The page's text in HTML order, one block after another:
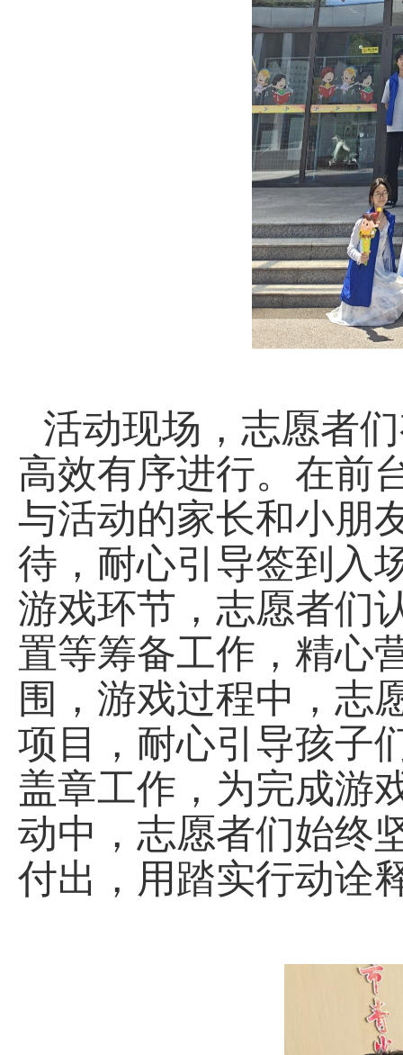
活动现场 ， 志愿者
高效有序进行。在前
与活动的家长和小朋
待，耐心引导签到入
游戏环节 ，志愿者们
置等筹备工作，精心
围， 游戏过程中， 志
项目，耐心引导孩子
盖章工作，为完成游
动中，志愿者们始终
付出 ， 用踏实行动诠